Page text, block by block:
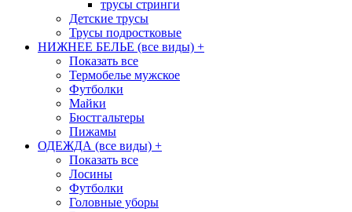
трусы стринги
Детские трусы
Трусы подростковые
НИЖНЕЕ БЕЛЬЕ (все виды) +
Показать все
Термобелье мужское
Футболки
Майки
Бюстгальтеры
Пижамы
ОДЕЖДА (все виды) +
Показать все
Лосины
Футболки
Головные уборы